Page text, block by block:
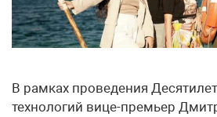
В рамках проведения
технологий вице-премьер